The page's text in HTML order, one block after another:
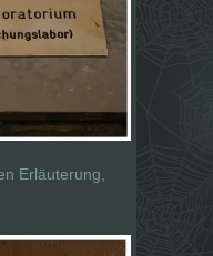
Erläuterung,